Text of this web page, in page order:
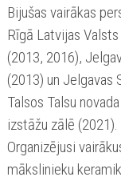
Bijušas vairākas
Rīgā Latvijas
(2013, 2016),
(2013) un Jelgavas
Talsos Talsu
izstāžu zālē (2021).
Organizējusi
mākslinieku